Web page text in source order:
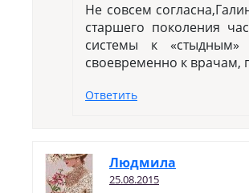
Не совсем
старшего поколения
системы к
своевременно к врачам,
Ответить
Людмила
25.08.2015